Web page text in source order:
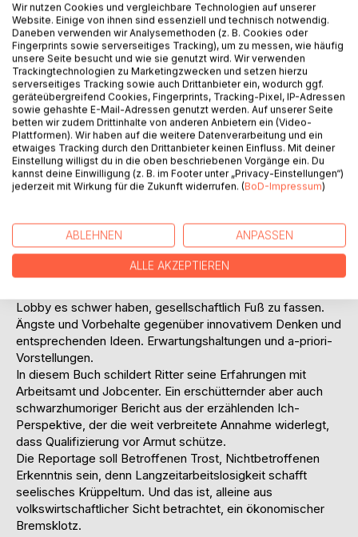
Dies ist kein Buch der Zahlen, Daten und Statistiken. Hier
geht es um das Allgemeine, um auf den Punkt gebrachte
soziale Wahrheiten ohne Arithmetik.
Es ist dies nur der Ausschnitt eines Arbeitslosenlebens,
doch mit den wichtigsten Stationen. Die Schilderung
derselben ist ausreichend, um sich ein Bild davon zu
machen, wie es einem Hochqualifizierten in der
Bundesrepublik Deutschland ergehen kann.
Akademikerarbeitslosigkeit ist kein Thema der Medien, weil
das die öffentliche Argumentation in Frage stellte. Denn
Qualifizierung gilt als bester Garant für einen Arbeitsplatz.
der einzelnen Stationen eines Lebens ohne Arbeit, der
Meilensteine einer Erwerbslosenbiographie, sondern
zugleich macht sie deutsche Mentalität im Allgemeinen und
darin die der Arbeitgeber im Besondern sichtbar und damit
Lobby es schwer haben, gesellschaftlich Fuß zu fassen.
Ängste und Vorbehalte gegenüber innovativem Denken und
entsprechenden Ideen. Erwartungshaltungen und a-priori-
Vorstellungen.
In diesem Buch schildert Ritter seine Erfahrungen mit
Arbeitsamt und Jobcenter. Ein erschütternder aber auch
schwarzhumoriger Bericht aus der erzählenden Ich-
Perspektive, der die weit verbreitete Annahme widerlegt,
dass Qualifizierung vor Armut schütze.
Die Reportage soll Betroffenen Trost, Nichtbetroffenen
Erkenntnis sein, denn Langzeitarbeitslosigkeit schafft
seelisches Krüppeltum. Und das ist, alleine aus
volkswirtschaftlicher Sicht betrachtet, ein ökonomischer
Bremsklotz.
Wir nutzen Cookies und vergleichbare Technologien auf unserer
Website. Einige von ihnen sind essenziell und technisch notwendig.
Daneben verwenden wir Analysemethoden (z. B. Cookies oder
Fingerprints sowie serverseitiges Tracking), um zu messen, wie häufig
unsere Seite besucht und wie sie genutzt wird. Wir verwenden
Trackingtechnologien zu Marketingzwecken und setzen hierzu
serverseitiges Tracking sowie auch Drittanbieter ein, wodurch ggf.
geräteübergreifend Cookies, Fingerprints, Tracking-Pixel, IP-Adressen
sowie gehashte E-Mail-Adressen genutzt werden. Auf unserer Seite
betten wir zudem Drittinhalte von anderen Anbietern ein (Video-
Plattformen). Wir haben auf die weitere Datenverarbeitung und ein
etwaiges Tracking durch den Drittanbieter keinen Einfluss. Mit deiner
Einstellung willigst du in die oben beschriebenen Vorgänge ein. Du
kannst deine Einwilligung (z. B. im Footer unter „Privacy-Einstellungen“)
jederzeit mit Wirkung für die Zukunft widerrufen. (BoD-Impressum)
ABLEHNEN ANPASSEN
ALLE AKZEPTIEREN